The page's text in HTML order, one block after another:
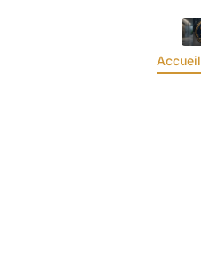
Accueil